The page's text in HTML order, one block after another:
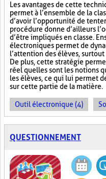
Les avantages de cette
permet à l’ensemble de la
d’avoir l’opportunité de
procédure donne d’ailleurs
d’être impliqués en classe.
électroniques permet de
l’attention des élèves,
De plus, cette stratégie
réel quelles sont les notions
les élèves, ce qui lui permet
sur cette partie de la matière.
Outil électronique (4)
QUESTIONNEMENT